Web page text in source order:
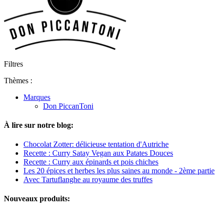
Filtres
Thèmes :
Marques
Don PiccanToni
À lire sur notre blog:
Chocolat Zotter: délicieuse tentation d'Autriche
Recette : Curry Satay Vegan aux Patates Douces
Recette : Curry aux épinards et pois chiches
Les 20 épices et herbes les plus saines au monde - 2ème partie
Avec Tartuflanghe au royaume des truffes
Nouveaux produits: